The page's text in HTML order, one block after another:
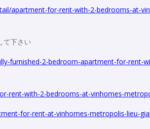
apartment-for-rent-with-2-bedrooms-at-
下さい
furnished-2-bedroom-apartment-for-rent-
rent-with-2-bedrooms-at-vinhomes-
for-rent-at-vinhomes-metropolis-lieu-